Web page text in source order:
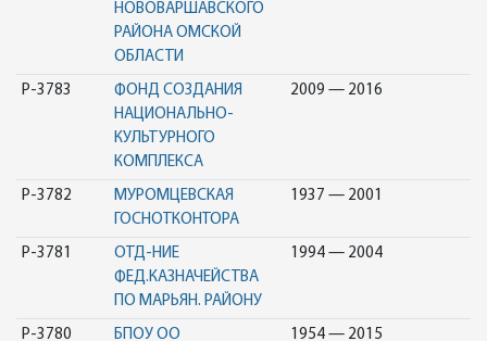
НОВОВАРШАВСКОГО
РАЙОНА ОМСКОЙ
ОБЛАСТИ
Р-3783
ФОНД СОЗДАНИЯ
НАЦИОНАЛЬНО-
КУЛЬТУРНОГО
КОМПЛЕКСА
2009 — 2016
Р-3782
МУРОМЦЕВСКАЯ
ГОСНОТКОНТОРА
1937 — 2001
Р-3781
ОТД-НИЕ
ФЕД.КАЗНАЧЕЙСТВА
ПО МАРЬЯН. РАЙОНУ
1994 — 2004
Р-3780
БПОУ ОО
1954 — 2015